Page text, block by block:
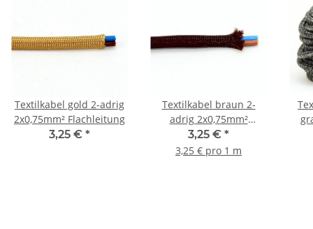
Textilkabel gold 2-adrig
2x0,75mm² Flachleitung
3,25 € *
Textilkabel braun 2-
adrig 2x0,75mm²
Flachleitung
3,25 € *
3,25 € pro 1 m